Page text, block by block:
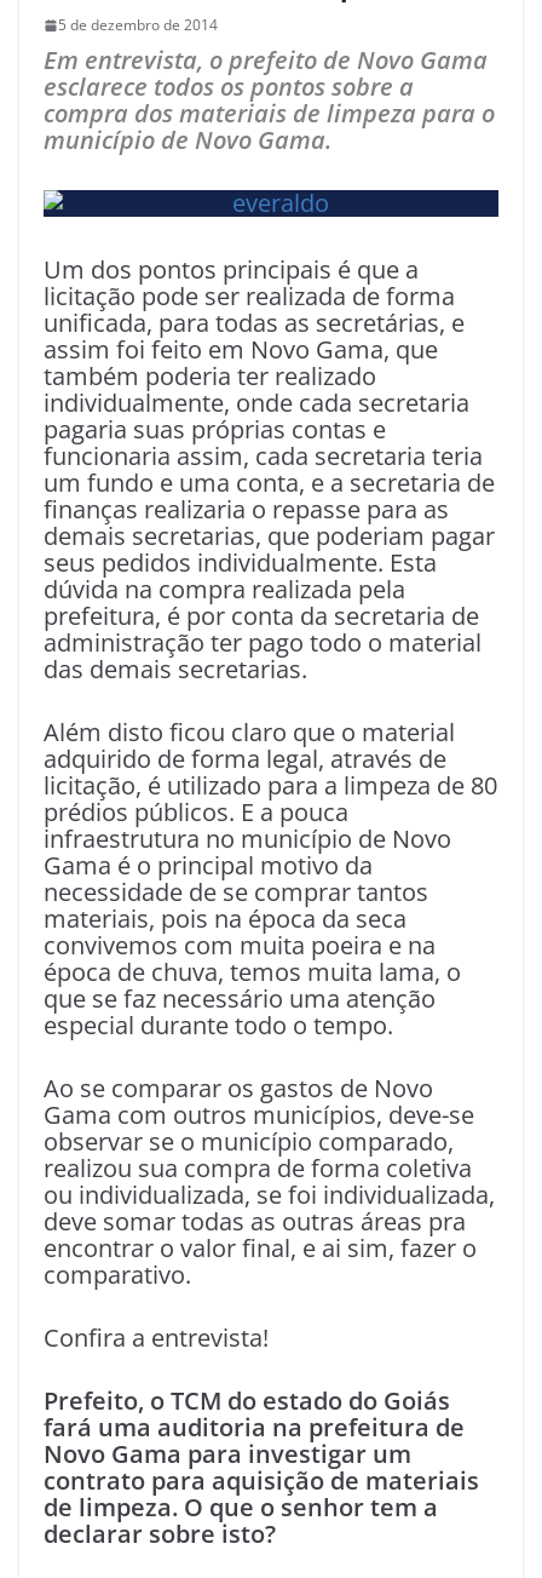
5 de dezembro de 2014
Em entrevista, o prefeito de Novo Gama
esclarece todos os pontos sobre a
compra dos materiais de limpeza para o
município de Novo Gama.
Um dos pontos principais é que a
licitação pode ser realizada de forma
unificada, para todas as secretárias, e
assim foi feito em Novo Gama, que
também poderia ter realizado
individualmente, onde cada secretaria
pagaria suas próprias contas e
funcionaria assim, cada secretaria teria
um fundo e uma conta, e a secretaria de
finanças realizaria o repasse para as
demais secretarias, que poderiam pagar
seus pedidos individualmente. Esta
dúvida na compra realizada pela
prefeitura, é por conta da secretaria de
administração ter pago todo o material
das demais secretarias.
Além disto ficou claro que o material
adquirido de forma legal, através de
licitação, é utilizado para a limpeza de 80
prédios públicos. E a pouca
infraestrutura no município de Novo
Gama é o principal motivo da
necessidade de se comprar tantos
materiais, pois na época da seca
convivemos com muita poeira e na
época de chuva, temos muita lama, o
que se faz necessário uma atenção
especial durante todo o tempo.
Ao se comparar os gastos de Novo
Gama com outros municípios, deve-se
observar se o município comparado,
realizou sua compra de forma coletiva
ou individualizada, se foi individualizada,
deve somar todas as outras áreas pra
encontrar o valor final, e ai sim, fazer o
comparativo.
Confira a entrevista!
Prefeito, o TCM do estado do Goiás
fará uma auditoria na prefeitura de
Novo Gama para investigar um
contrato para aquisição de materiais
de limpeza. O que o senhor tem a
declarar sobre isto?